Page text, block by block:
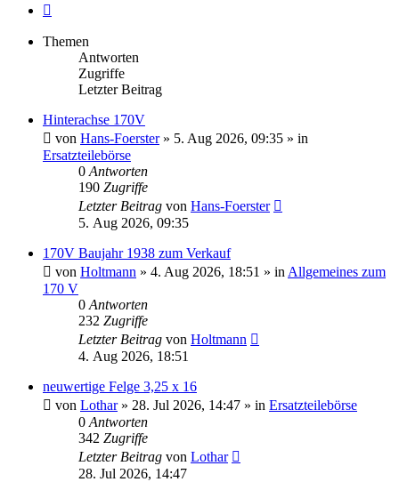
Themen
Antworten
Zugriffe
Letzter Beitrag
Hinterachse 170V
von Hans-Foerster» 5. Aug 2026, 09:35 » in
Ersatzteilebörse
0 Antworten
190 Zugriffe
Letzter Beitrag von Hans-Foerster
5. Aug 2026, 09:35
170V Baujahr 1938 zum Verkauf
von Holtmann » 4. Aug 2026, 18:51 » in Allgemeines zum
170 V
0 Antworten
232 Zugriffe
Letzter Beitrag von Holtmann
4. Aug 2026, 18:51
neuwertige Felge 3,25 x 16
von Lothar» 28. Jul 2026, 14:47 » in Ersatzteilebörse
0 Antworten
342 Zugriffe
Letzter Beitrag von Lothar
28. Jul 2026, 14:47